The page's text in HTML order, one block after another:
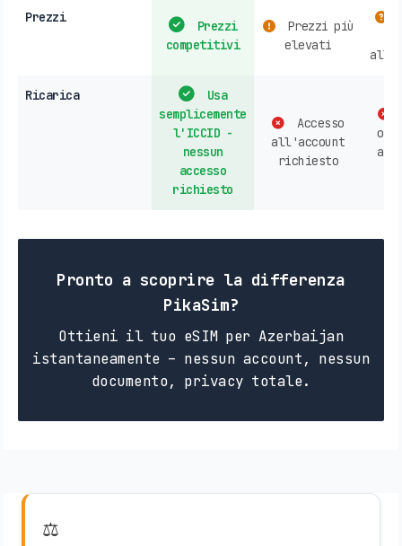
Prezzi
Prezzi
competitivi
Prezzi più
elevati
Ricarica
Usa
semplicemente
l'ICCID -
nessun
accesso
richiesto
Accesso
all'account
richiesto
Pronto a scoprire la differenza
PikaSim?
Ottieni il tuo eSIM per Azerbaijan
istantaneamente – nessun account, nessun
documento, privacy totale.
⚖️